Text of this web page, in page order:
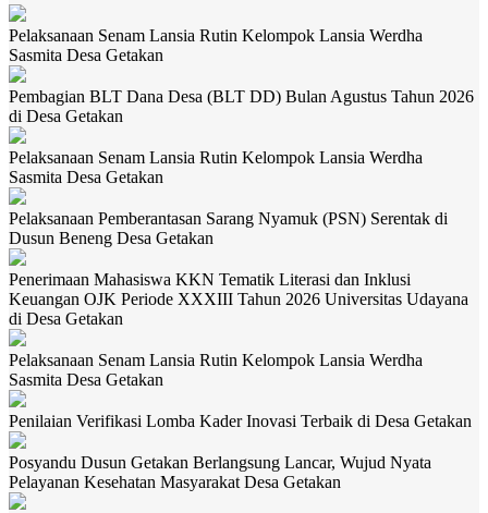
Pelaksanaan Senam Lansia Rutin Kelompok Lansia Werdha
Sasmita Desa Getakan
Pembagian BLT Dana Desa (BLT DD) Bulan Agustus Tahun 2026
di Desa Getakan
Pelaksanaan Senam Lansia Rutin Kelompok Lansia Werdha
Sasmita Desa Getakan
Pelaksanaan Pemberantasan Sarang Nyamuk (PSN) Serentak di
Dusun Beneng Desa Getakan
Penerimaan Mahasiswa KKN Tematik Literasi dan Inklusi
Keuangan OJK Periode XXXIII Tahun 2026 Universitas Udayana
di Desa Getakan
Pelaksanaan Senam Lansia Rutin Kelompok Lansia Werdha
Sasmita Desa Getakan
Penilaian Verifikasi Lomba Kader Inovasi Terbaik di Desa Getakan
Posyandu Dusun Getakan Berlangsung Lancar, Wujud Nyata
Pelayanan Kesehatan Masyarakat Desa Getakan